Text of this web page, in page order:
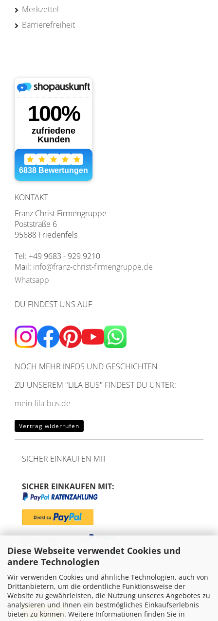
Diese Webseite verwendet Cookies und
andere Technologien
Wir verwenden Cookies und ähnliche Technologien, auch von
Drittanbietern, um die ordentliche Funktionsweise der
Website zu gewährleisten, die Nutzung unseres Angebotes zu
analysieren und Ihnen ein bestmögliches Einkaufserlebnis
bieten zu können. Weitere Informationen finden Sie in
Merkzettel
Barrierefreiheit
KONTAKT
Franz Christ Firmengruppe
Poststraße 6
95688 Friedenfels
Tel: +49 9683 - 929 9210
Mail: info@franz-christ-firmengruppe.de
Whatsapp
DU FINDEST UNS AUF
NOCH MEHR INFOS UND GESCHICHTEN
ZU UNSEREM "LILA BUS" FINDEST DU UNTER:
mein-lila-bus.de
Vertrag widerrufen
SICHER EINKAUFEN MIT
SICHER EINKAUFEN MIT:
"Später bezahlen" via
Kreditkarte via
WIR VERSENDEN MIT